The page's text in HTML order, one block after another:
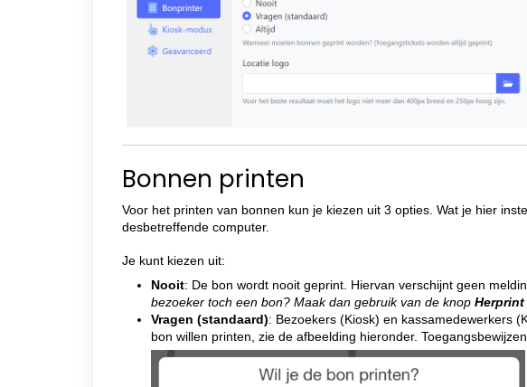
Bonnen printen
Voor het printen van bonnen kun je kiezen uit 3 opties. Wat je hier
desbetreffende computer.
Je kunt kiezen uit:
Nooit: De bon wordt nooit geprint. Hiervan verschijnt geen
bezoeker toch een bon? Maak dan gebruik van de knop
Vragen (standaard): Bezoekers (Kiosk) en kassamedewerkers
bon willen printen, zie de afbeelding hieronder.